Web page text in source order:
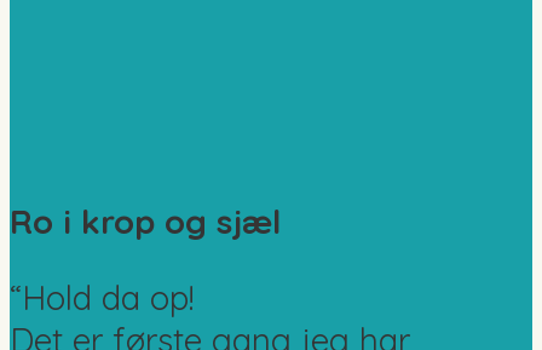
Ro i krop og sjæl
“Hold da op!
Det er første gang jeg har